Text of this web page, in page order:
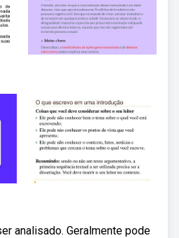
analisado. Geralmente pode